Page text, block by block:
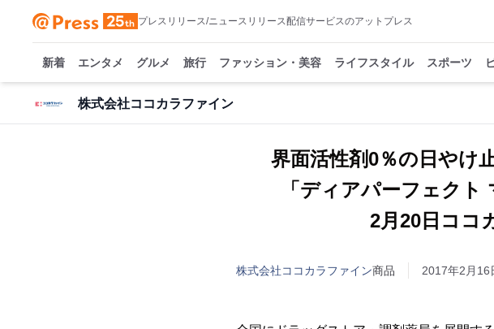
プレスリリース/ニュースリリース配信サービスのアットプレス
新着 エンタメ グルメ 旅行 ファッション・美容 ライフスタイル スポーツ
株式会社ココカラファイン
界面活性剤0％の日やけ
「ディアパーフェクト
2月20日ココ
株式会社ココカラファイン商品 2017年2月16